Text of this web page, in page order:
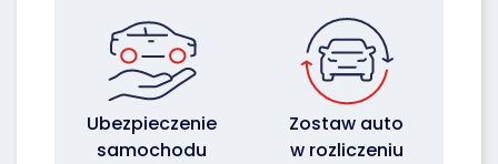
Ubezpieczenie
samochodu
Zostaw auto
w rozliczeniu